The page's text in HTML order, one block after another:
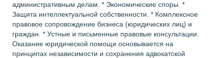
административным делам. * Экономические споры. *
Защита интеллектуальной собственности. * Комплексное
правовое сопровождение бизнеса (юридических лиц) и
граждан. * Устные и письменные правовые консультации.
Оказание юридической помощи основывается на
принципах независимости и сохранения адвокатской